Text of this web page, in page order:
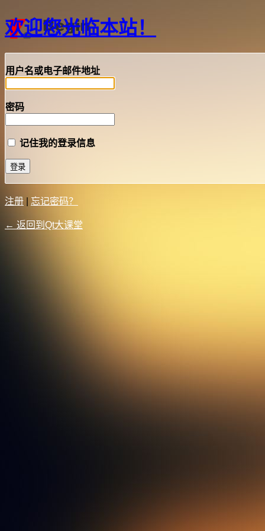
欢迎您光临本站！
用户名或电子邮件地址
密码
记住我的登录信息
注册 忘记密码？
← 返回到Qt大课堂